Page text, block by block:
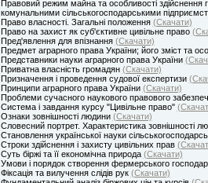
Правовий режим майна та особливості здійснення
комунальними сільськогосподарськими
Право власності. Загальні положення (Скачати)
Право на захист як суб'єктивне цивільне право
Пред'явлення для впізнання (Скачати)
Предмет аграрного права України; його зміст та
Представники науки аграрного права України
Приватна власність громадян (Скачати)
Призначення і проведення судової експертизи
Принципи аграрного права України (Скачати)
Проблеми сучасного наукового правового
Система і завдання курсу "Цивільне право"
Ознаки зовнішності людини (Скачати)
Словесний портрет. Характеристика зовнішності
Становлення української науки
Строки здійснення і захисту цивільних прав
Суть біржі та її економічна природа (Скачати)
Умови і порядок створення фермерського
Фіксація та вилучення слідів рук (Скачати)